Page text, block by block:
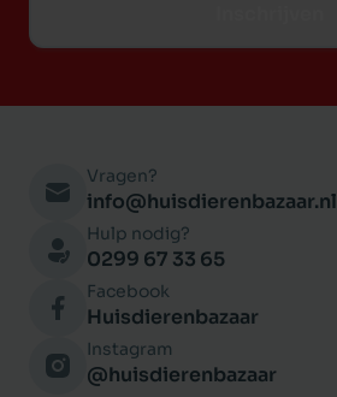
Vragen?
info@huisdierenbazaar.nl
Hulp nodig?
0299 67 33 65
Facebook
Huisdierenbazaar
Instagram
@huisdierenbazaar